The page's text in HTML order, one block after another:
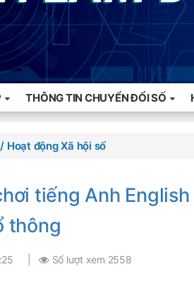
THÔNG TIN CHUYỂN ĐỔI SỐ
Hoạt động Xã hội số
tiếng Anh
thông
Số lượt xem 2558